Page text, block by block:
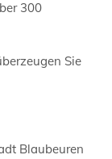
300
Sie
Blaubeuren